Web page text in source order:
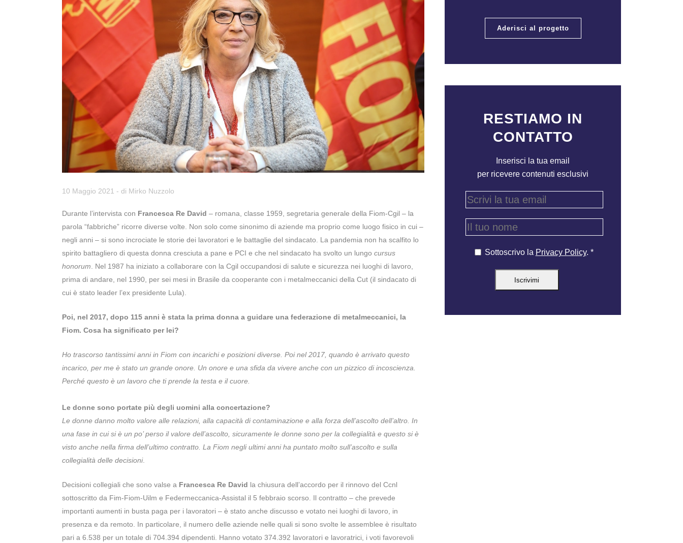
10 Maggio 2021 - di Mirko Nuzzolo
Durante l’intervista con Francesca Re David – romana, classe 1959, segretaria generale della Fiom-Cgil – la
parola “fabbriche” ricorre diverse volte. Non solo come sinonimo di aziende ma proprio come luogo fisico in cui –
negli anni – si sono incrociate le storie dei lavoratori e le battaglie del sindacato. La pandemia non ha scalfito lo
spirito battagliero di questa donna cresciuta a pane e PCI e che nel sindacato ha svolto un lungo cursus
honorum . Nel 1987 ha iniziato a collaborare con la Cgil occupandosi di salute e sicurezza nei luoghi di lavoro,
prima di andare, nel 1990, per sei mesi in Brasile da cooperante con i metalmeccanici della Cut (il sindacato di
cui è stato leader l’ex presidente Lula).
Poi, nel 2017, dopo 115 anni è stata la prima donna a guidare una federazione di metalmeccanici, la
Fiom. Cosa ha significato per lei?
Ho trascorso tantissimi anni in Fiom con incarichi e posizioni diverse. Poi nel 2017, quando è arrivato questo
incarico, per me è stato un grande onore. Un onore e una sfida da vivere anche con un pizzico di incoscienza.
Perché questo è un lavoro che ti prende la testa e il cuore.
Le donne sono portate più degli uomini alla concertazione?
Le donne danno molto valore alle relazioni, alla capacità di contaminazione e alla forza dell’ascolto dell’altro. In
una fase in cui si è un po’ perso il valore dell’ascolto, sicuramente le donne sono per la collegialità e questo si è
visto anche nella firma dell’ultimo contratto. La Fiom negli ultimi anni ha puntato molto sull’ascolto e sulla
collegialità delle decisioni.
Decisioni collegiali che sono valse a Francesca Re David la chiusura dell’accordo per il rinnovo del Ccnl
sottoscritto da Fim-Fiom-Uilm e Federmeccanica-Assistal il 5 febbraio scorso. Il contratto – che prevede
importanti aumenti in busta paga per i lavoratori – è stato anche discusso e votato nei luoghi di lavoro, in
presenza e da remoto. In particolare, il numero delle aziende nelle quali si sono svolte le assemblee è risultato
pari a 6.538 per un totale di 704.394 dipendenti. Hanno votato 374.392 lavoratori e lavoratrici, i voti favorevoli
Aderisci al progetto
RESTIAMO IN
CONTATTO
Inserisci la tua email
per ricevere contenuti esclusivi
Sottoscrivo la Privacy Policy. *